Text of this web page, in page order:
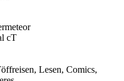
cT
Lesen, Comics,